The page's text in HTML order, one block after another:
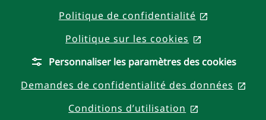
Politique de confidentialité
Politique sur les cookies
, opens in a
Personnaliser les paramètres des cookies
Demandes de confidentialité des données
,
Conditions d’utilisation
, opens in a